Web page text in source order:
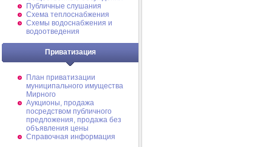
Публичные слушания
Схема теплоснабжения
Схемы водоснабжения и
водоотведения
Приватизация
План приватизации
муниципального имущества
Мирного
Аукционы, продажа
посредством публичного
предложения, продажа без
объявления цены
Справочная информация